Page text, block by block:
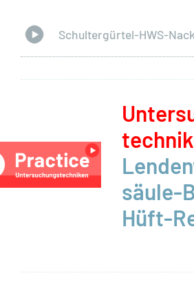
Schultergürtel-HWS-
säule-
Hüft-